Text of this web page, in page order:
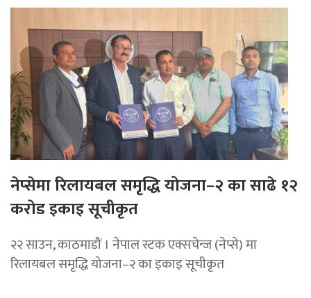
नेप्सेमा रिलायबल समृद्धि योजना–२ का साढे १२
करोड इकाइ सूचीकृत
२२ साउन, काठमाडौं । नेपाल स्टक एक्सचेन्ज (नेप्से) मा
रिलायबल समृद्धि योजना–२ का इकाइ सूचीकृत